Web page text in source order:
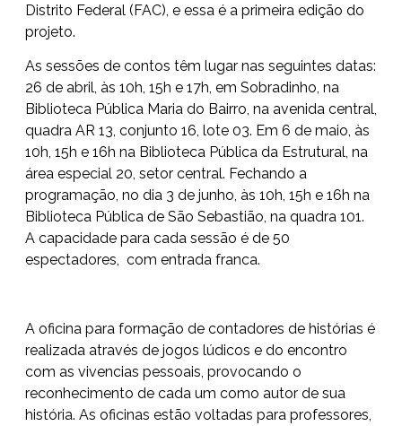
Distrito Federal (FAC), e essa é a primeira edição do
projeto.
As sessões de contos têm lugar nas seguintes datas:
26 de abril, às 10h, 15h e 17h, em Sobradinho, na
Biblioteca Pública Maria do Bairro, na avenida central,
quadra AR 13, conjunto 16, lote 03. Em 6 de maio, às
10h, 15h e 16h na Biblioteca Pública da Estrutural, na
área especial 20, setor central. Fechando a
programação, no dia 3 de junho, às 10h, 15h e 16h na
Biblioteca Pública de São Sebastião, na quadra 101.
A capacidade para cada sessão é de 50
espectadores, com entrada franca.
A oficina para formação de contadores de histórias é
realizada através de jogos lúdicos e do encontro
com as vivencias pessoais, provocando o
reconhecimento de cada um como autor de sua
história. As oficinas estão voltadas para professores,